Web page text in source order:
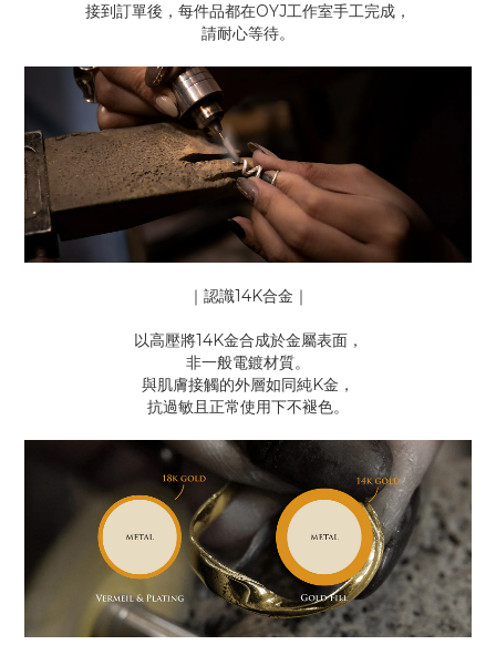
接到訂單後，每件品都在OYJ工作室手工完成，
請耐心等待。
｜認識14K合金｜
以高壓將14K金合成於金屬表面，
非一般電鍍材質。
與肌膚接觸的外層如同純K金，
抗過敏且正常使用下不褪色。